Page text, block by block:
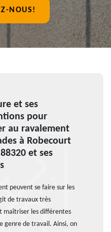
NOUS!
et ses
pour
au ravalement
à Robecourt
et ses
peuvent se faire sur les
de travaux très
maîtriser les différentes
genre de travail. Ainsi, on